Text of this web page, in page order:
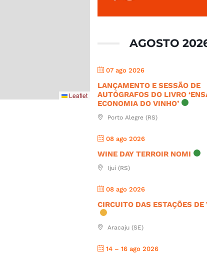
Leaflet
AGOSTO
07 ago 2026
LANÇAMENTO E SESSÃO DE
AUTÓGRAFOS DO LIVRO
ECONOMIA DO VINHO’
Porto Alegre (RS)
08 ago 2026
WINE DAY TERROIR NOMI
Ijuí (RS)
08 ago 2026
CIRCUITO DAS ESTAÇÕES DE
Aracaju (SE)
14 – 16 ago 2026